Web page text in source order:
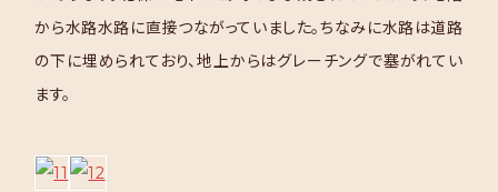
から水路水路に直接つながっていました。ちなみに水路は道路
の下に埋められており、地上からはグレーチングで塞がれてい
ます。